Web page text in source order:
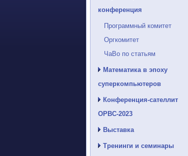
конференция
Программный комитет
Оргкомитет
ЧаВо по статьям
Математика в эпоху
суперкомпьютеров
Конференция-сателлит
ОРВС-2023
Выставка
Тренинги и семинары